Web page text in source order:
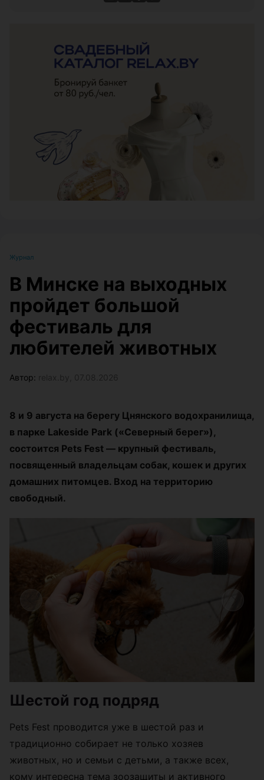
Журнал
В Минске на выходных
пройдет большой
фестиваль для
любителей животных
Автор:
8 и 9 августа на берегу Цнянского водохранилища,
в парке Lakeside Park («Северный берег»),
состоится Pets Fest — крупный фестиваль,
посвященный владельцам собак, кошек и других
домашних питомцев. Вход на территорию
свободный.
Шестой год подряд
Pets Fest проводится уже в шестой раз и
традиционно собирает не только хозяев
животных, но и семьи с детьми, а также всех,
кому интересна тема зоозащиты и активного